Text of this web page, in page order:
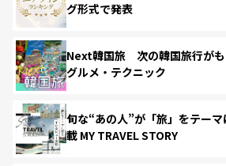
グ形式で発表
Next韓国旅 次の韓国旅行がも
グルメ・テクニック
旬な“あの人”が「旅」をテー
載 MY TRAVEL STORY